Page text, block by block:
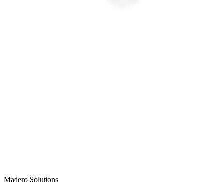
Madero Solutions